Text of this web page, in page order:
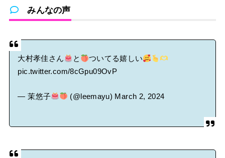
みんなの声
大村孝佳さん と
ついてる嬉しい
pic.twitter.com/8cGpu09OvP
— 茉悠子 (@leemayu) March 2, 2024